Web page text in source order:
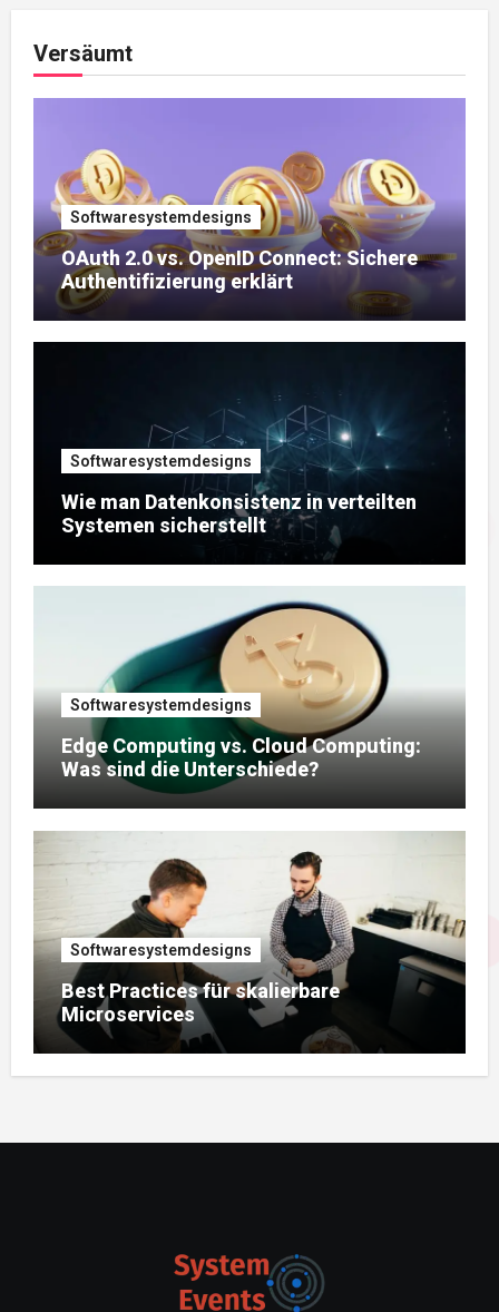
Versäumt
Softwaresystemdesigns
OAuth 2.0 vs. OpenID Connect: Sichere
Authentifizierung erklärt
Softwaresystemdesigns
Wie man Datenkonsistenz in verteilten
Systemen sicherstellt
Softwaresystemdesigns
Edge Computing vs. Cloud Computing:
Was sind die Unterschiede?
Softwaresystemdesigns
Best Practices für skalierbare
Microservices